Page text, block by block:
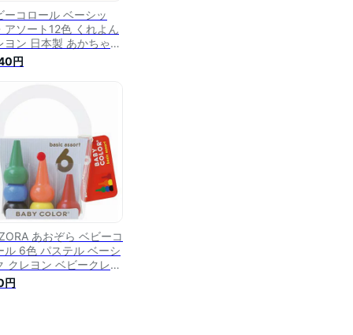
ーコロール ベーシッ
アソート12色 くれよん
ヨン 日本製 あかちゃん
ト 子供 幼児 キッズ 知
レゼント 安心 安全 ク
円
あおぞら ベビーコ
ル 6色 パステル ベーシ
クレヨン ベビークレヨ
めてのクレヨン 初めて
絵かき ギフト プレゼン
円